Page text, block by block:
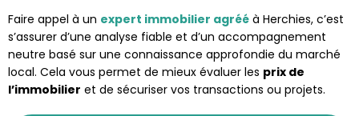
Faire appel à un expert immobilier agréé à Herchies, c’est
s’assurer d’une analyse fiable et d’un accompagnement
neutre basé sur une connaissance approfondie du marché
local. Cela vous permet de mieux évaluer les prix de
l’immobilier et de sécuriser vos transactions ou projets.